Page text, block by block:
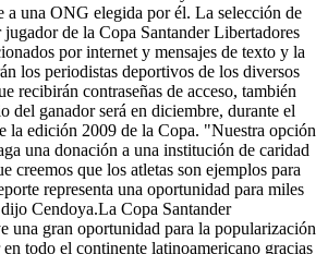
a una ONG elegida por él. La selección de
de la Copa Santander Libertadores
por internet y mensajes de texto y la
los periodistas deportivos de los diversos
recibirán contraseñas de acceso, también
del ganador será en diciembre, durante el
la edición 2009 de la Copa. "Nuestra opción
una donación a una institución de caridad
creemos que los atletas son ejemplos para
representa una oportunidad para miles
Cendoya.La Copa Santander
una gran oportunidad para la popularización
en todo el continente latinoamericano gracias